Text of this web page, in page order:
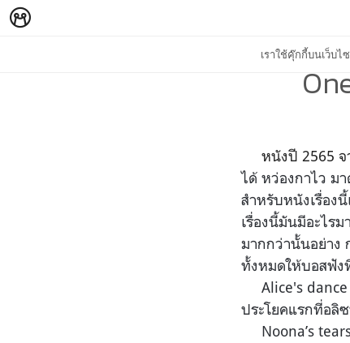
เราใช้คุ๊กกี้บนเว็บ
หนังปี 2565 จ
ได้ หว่องกาไว ม
สำหรับหนังเรื่องนี้
เรื่องนี้มันมีอะไร
มากกว่านั้นอย่าง
ทั้งหมดให้บอสฟัง
Alice's dance
ประโยคแรกที่อลิ
Noona’s